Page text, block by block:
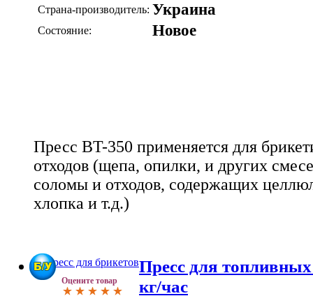
Страна-производитель: Украина
Состояние: Новое
Пресс BT-350 применяется для
отходов (щепа, опилки, и других
соломы и отходов, содержащих
хлопка и т.д.)
Оцените товар
Пресс для
кг/час